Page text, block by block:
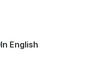
In English